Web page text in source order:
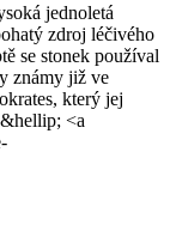
jednoletá
zdroj léčivého
se stonek používal
známy již ve
který jej
<a